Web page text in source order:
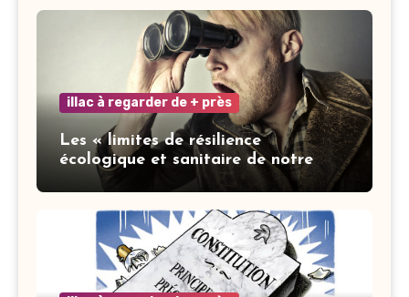
illac à regarder de + près
Les « limites de résilience
écologique et sanitaire de notre
ville » : les mots ne font pas la vertu